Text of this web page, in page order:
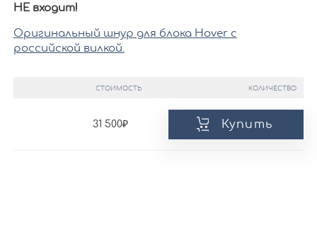
НЕ входит!
Оригинальный шнур для блока Hover с
российской вилкой.
СТОИМОСТЬ КОЛИЧЕСТВО
31 500 Купить